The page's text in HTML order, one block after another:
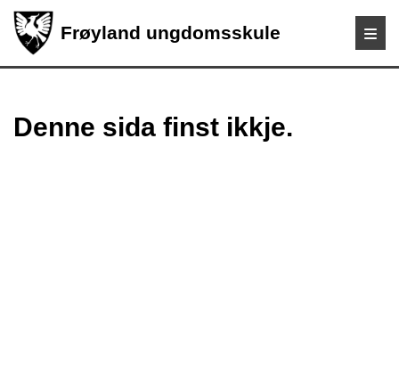
Frøyland ungdomsskule
Denne sida finst ikkje.